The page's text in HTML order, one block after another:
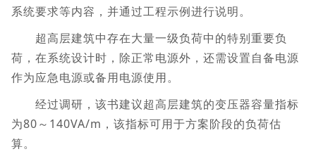
系统要求等内容，并通过工程示例进行说明。
超高层建筑中存在大量一级负荷中的特别重要负
荷，在系统设计时，除正常电源外，还需设置自备电源
作为应急电源或备用电源使用。
经过调研，该书建议超高层建筑的变压器容量指标
为80～140VA/m，该指标可用于方案阶段的负荷估
算。